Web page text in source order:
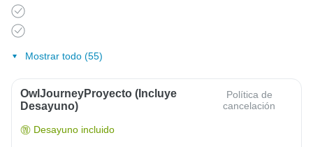
Mostrar todo (55)
OwlJourneyProyecto (Incluye
Desayuno)
Política de
cancelación
Desayuno incluido